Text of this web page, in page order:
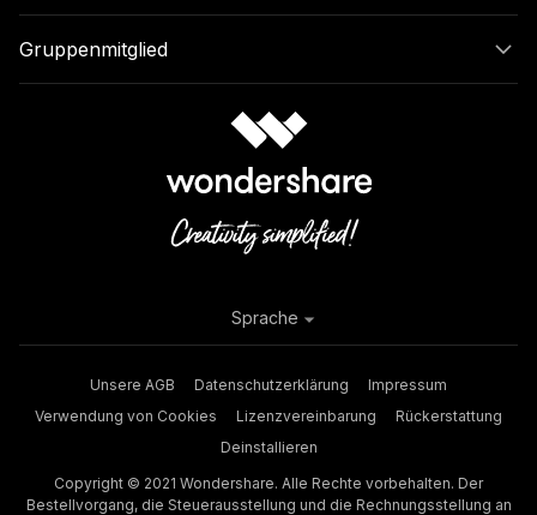
Gruppenmitglied
Unsere AGB Datenschutzerklärung
Impressum
Verwendung von Cookies
Lizenzvereinbarung
Rückerstattung
Deinstallieren
Copyright © 2021 Wondershare. Alle Rechte vorbehalten. Der
Bestellvorgang, die Steuerausstellung und die Rechnungsstellung an
Sprache